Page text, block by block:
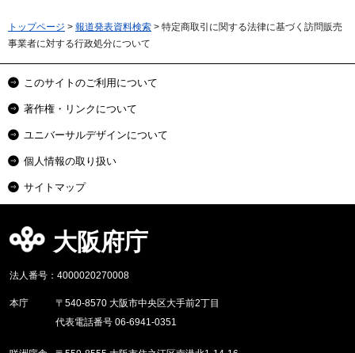
トップページ > 報道発表資料検索 > 特定商取引に関する法律に基づく訪問販売
事業者に対する行政処分について
このサイトのご利用について
著作権・リンクについて
ユニバーサルデザインについて
個人情報の取り扱い
サイトマップ
大阪府庁
法人番号：4000020270008
本庁
〒540-8570 大阪市中央区大手前2丁目
代表電話番号 06-6941-0351